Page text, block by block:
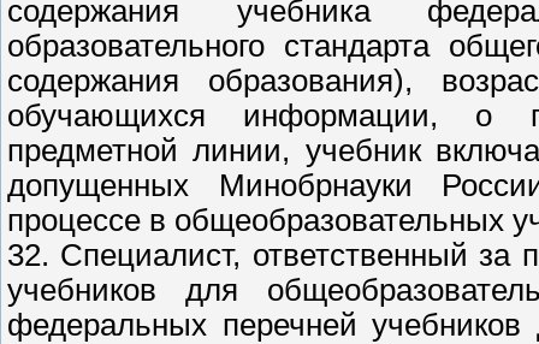
содержания учебника
образовательного стандарта
содержания образования),
обучающихся информации, о
предметной линии, учебник
допущенных Минобрнауки
процессе в общеобразовательных
32. Специалист, ответственный за
учебников для
федеральных перечней